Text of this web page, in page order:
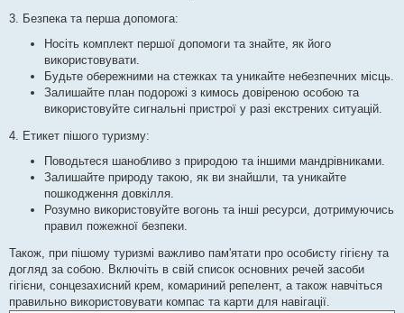
3. Безпека та перша допомога:
Носіть комплект першої допомоги та знайте, як його
використовувати.
Будьте обережними на стежках та уникайте небезпечних місць.
Залишайте план подорожі з кимось довіреною особою та
використовуйте сигнальні пристрої у разі екстрених ситуацій.
4. Етикет пішого туризму:
Поводьтеся шанобливо з природою та іншими мандрівниками.
Залишайте природу такою, як ви знайшли, та уникайте
пошкодження довкілля.
Розумно використовуйте вогонь та інші ресурси, дотримуючись
правил пожежної безпеки.
Також, при пішому туризмі важливо пам'ятати про особисту гігієну та
догляд за собою. Включіть в свій список основних речей засоби
гігієни, сонцезахисний крем, комариний репелент, а також навчіться
правильно використовувати компас та карти для навігації.